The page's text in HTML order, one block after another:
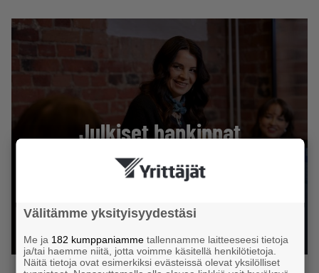
Julkiset hankinnat
Tutustu vinkkeihin tarjouspyynnön jättämiseksi
JULKISET HANKINNAT
Välitämme yksityisyydestäsi
Me ja 182 kumppaniammetallennamme laitteeseesi tietoja
ja/tai haemme niitä, jotta voimme käsitellä henkilötietoja.
Näitä tietoja ovat esimerkiksi evästeissä olevat yksilölliset